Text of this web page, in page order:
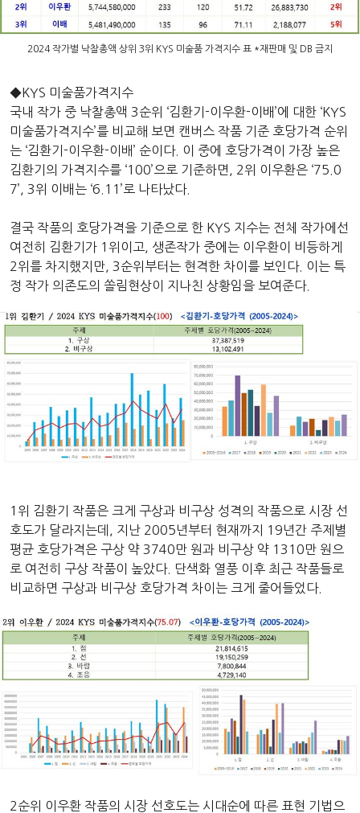
2024 작가별 낙찰총액 상위 3위 KYS 미술품 가격지수 표 *재판매 및 DB 금지
◆KYS 미술품가격지수
국내 작가 중 낙찰총액 3순위 ‘김환기-이우환-이배’에 대한 ‘KYS
미술품가격지수’를 비교해 보면 캔버스 작품 기준 호당가격 순위
는 ‘김환기-이우환-이배’ 순이다. 이 중에 호당가격이 가장 높은
김환기의 가격지수를 ‘100’으로 기준하면, 2위 이우환은 ‘75.0
7’, 3위 이배는 ‘6.11’로 나타났다.
결국 작품의 호당가격을 기준으로 한 KYS 지수는 전체 작가에선
여전히 김환기가 1위이고, 생존작가 중에는 이우환이 비등하게
2위를 차지했지만, 3순위부터는 현격한 차이를 보인다. 이는 특
정 작가 의존도의 쏠림현상이 지나친 상황임을 보여준다.
1위 김환기 작품은 크게 구상과 비구상 성격의 작품으로 시장 선
호도가 달라지는데, 지난 2005년부터 현재까지 19년간 주제별
평균 호당가격은 구상 약 3740만 원과 비구상 약 1310만 원으
로 여전히 구상 작품이 높았다. 단색화 열풍 이후 최근 작품들로
비교하면 구상과 비구상 호당가격 차이는 크게 줄어들었다.
2순위 이우환 작품의 시장 선호도는 시대순에 따른 표현 기법으